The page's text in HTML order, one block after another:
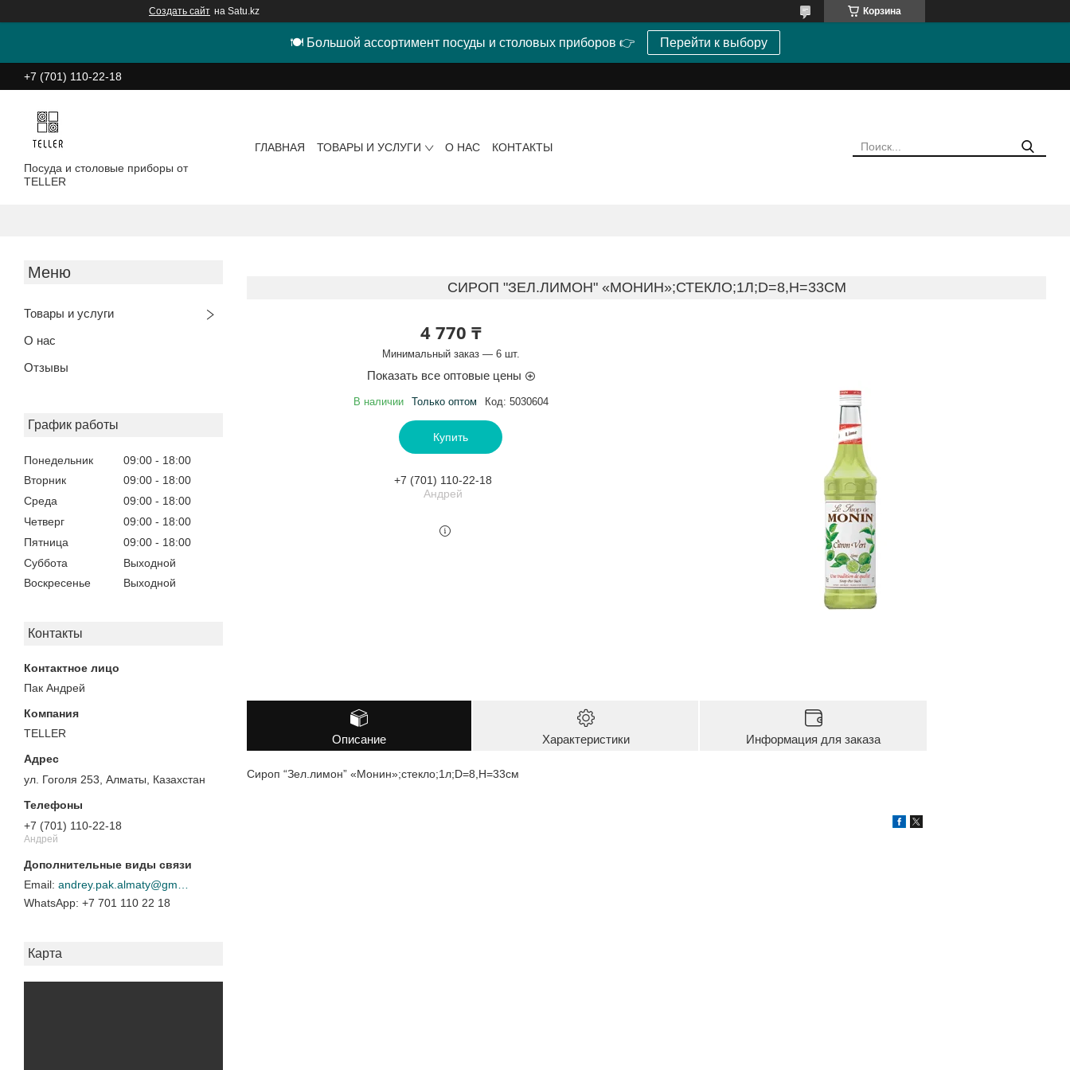
Создать сайт на Satu.kz Корзина
🍽 Большой ассортимент посуды и столовых приборов 👉 Перейти к выбору
+7 (701) 110-22-18
Посуда и столовые приборы от
TELLER
ГЛАВНАЯ ТОВАРЫ И УСЛУГИ О НАС КОНТАКТЫ
Товары и услуги
О нас
Отзывы
График работы
Понедельник 09:00
18:00
Вторник
09:00
18:00
Среда
09:00
18:00
Четверг
09:00
18:00
Пятница
09:00
18:00
Суббота
Выходной
Воскресенье
Выходной
Контакты
Пак Андрей
TELLER
ул. Гоголя 253, Алматы, Казахстан
+7 (701) 110-22-18
Андрей
+7 701 110 22 18
Карта
СИРОП "ЗЕЛ.ЛИМОН" «МОНИН»;СТЕКЛО;1Л;D=8,H=33СМ
4 770 ₸
Минимальный заказ — 6 шт.
Показать все оптовые цены
В наличии Только оптом Код: 5030604
Купить
+7 (701) 110-22-18
Андрей
Описание Характеристики Информация для заказа
Сироп “Зел.лимон” «Монин»;стекло;1л;D=8,H=33см